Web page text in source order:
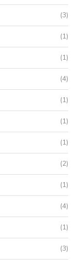
(3)
(1)
(1)
(4)
(1)
(1)
(1)
(2)
(1)
(4)
(1)
(3)